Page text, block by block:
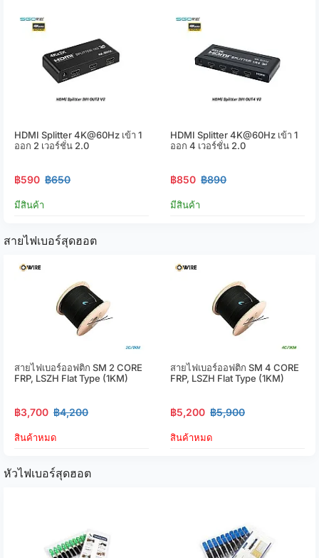
HDMI Splitter 4K@60Hz เข้า 1
ออก 2 เวอร์ชั่น 2.0
฿590 ฿650
มีสินค้า
HDMI Splitter 4K@60Hz เข้า 1
ออก 4 เวอร์ชั่น 2.0
฿850 ฿890
มีสินค้า
สายไฟเบอร์สุดฮอต
สายไฟเบอร์ออฟติก SM 2 CORE
FRP, LSZH Flat Type (1KM)
฿3,700 ฿4,200
สินค้าหมด
สายไฟเบอร์ออฟติก SM 4 CORE
FRP, LSZH Flat Type (1KM)
฿5,200 ฿5,900
สินค้าหมด
หัวไฟเบอร์สุดฮอต